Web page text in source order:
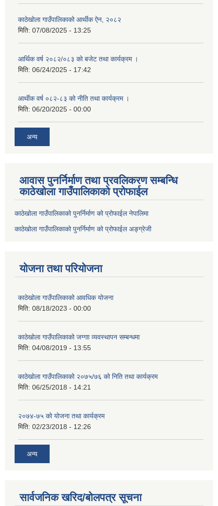
काठेखोला गाउँपालिकाको आर्थीक ऐन, २०८२
मिति: 07/08/2025 - 13:25
आर्थिक वर्ष २०८२/०८३ को बजेट तथा कार्यक्रम ।
मिति: 06/24/2025 - 17:42
आर्थीक वर्ष ०८२-८३ को नीति तथा कार्यक्रम ।
मिति: 06/20/2025 - 00:00
अन्य
आवास पुनर्निर्माण तथा प्रवलिकरण सम्बन्धि
काठेखोला गाउँपालिकाको प्रोफाईल
काठेखोला गाउँपालिकाको पुनर्निर्माण को प्रोफाईल नेपालिमा
काठेखोला गाउँपालिकाको पुनर्निर्माण को प्रोफाईल अङ्ग्रेजी
योजना तथा परियोजना
काठेखोला गाउँपालिकाको आवधिक योजना
मिति: 08/18/2023 - 00:00
काठेखोला गाउँपालिकाको जग्गाा व्यवस्थापन सम्बन्धमा
मिति: 04/08/2019 - 13:55
काठेखोला गाउँपालिकाको २०७५/७६ को निति तथा कार्यक्रम
मिति: 06/25/2018 - 14:21
२०७४-७५ को योजना तथा कार्यक्रम
मिति: 02/23/2018 - 12:26
अन्य
सार्वजनिक खरिद/बोलपत्र सूचना